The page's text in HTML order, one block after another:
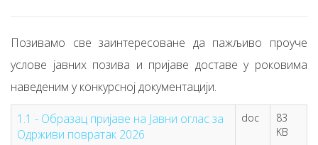
Позивамо све заинтересоване да пажљиво проуче
услове јавних позива и пријаве доставе у роковима
наведеним у конкурсној документацији.
1.1 - Oбразац пријаве на Jавни оглас за
Одрживи повратак 2026
doc
83
KB